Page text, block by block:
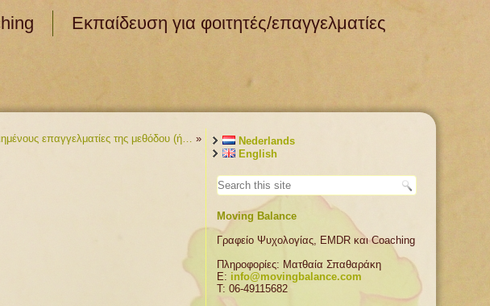
Εκπαίδευση για φοιτητές/επαγγελματίες
επαγγελματίες της μεθόδου (ή… »
Nederlands
English
Moving Balance
Γραφείο Ψυχολογίας, EMDR και Coaching
Πληροφορίες: Ματθαία Σπαθαράκη
E: info@movingbalance.com
T: 06-49115682